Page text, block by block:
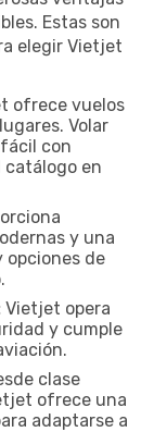
Estas son
elegir Vietjet
ofrece vuelos
Volar
con
catálogo en
y una
opciones de
Vietjet opera
y cumple
clase
ofrece una
adaptarse a